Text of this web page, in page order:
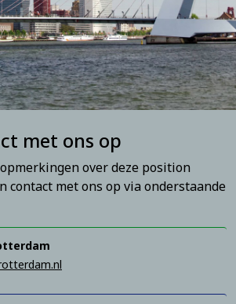
met ons op
over deze position
contact met ons op via onderstaande